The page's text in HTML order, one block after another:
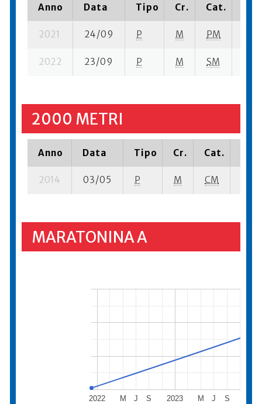
Anno Data Tipo Cr. Cat.
2021 24/09 P M PM
2022 23/09 P M SM
2000 METRI
Anno Data Tipo Cr. Cat.
2014 03/05 P M CM
MARATONINA A
2022 2023
M J S M J S